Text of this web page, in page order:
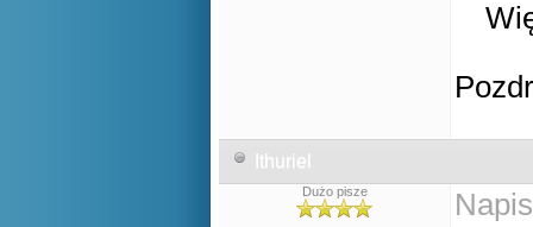
Ithuriel
Dużo pisze